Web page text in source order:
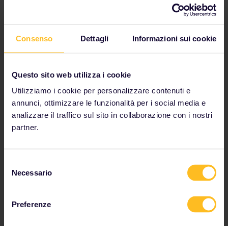
Consenso Dettagli Informazioni sui cookie
Questo sito web utilizza i cookie
Utilizziamo i cookie per personalizzare contenuti e
annunci, ottimizzare le funzionalità per i social media e
analizzare il traffico sul sito in collaborazione con i nostri
partner.
delNecessario
Preferenze
Perché andarci?
un'incantevole atmosfera medievale, è stata
dichiarata patrimonio dell'umanità dall'UNESCO.
Situata in Transilvania, questa città dellaRomaniaè il
luogo natale di Vlad Dracul, a cui si ispira la leggenda
Da Bucarest, il treno ti porterà a Sighisoara in 5 ore 20
minuti. Da Budapest, puoi prendere un treno notturno
Sighisoara.